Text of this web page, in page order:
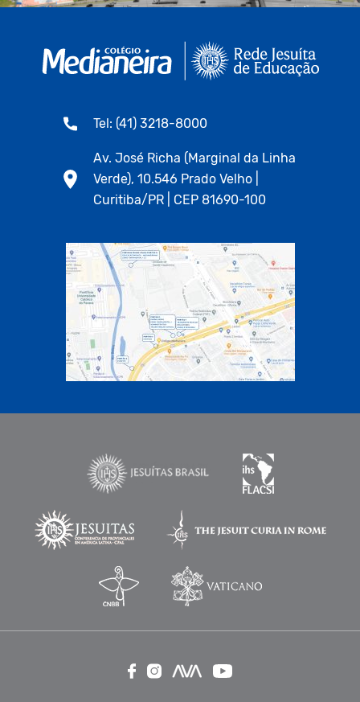
Tel: (41) 3218-8000
Av. José Richa (Marginal da Linha
Verde), 10.546 Prado Velho |
Curitiba/PR | CEP 81690-100